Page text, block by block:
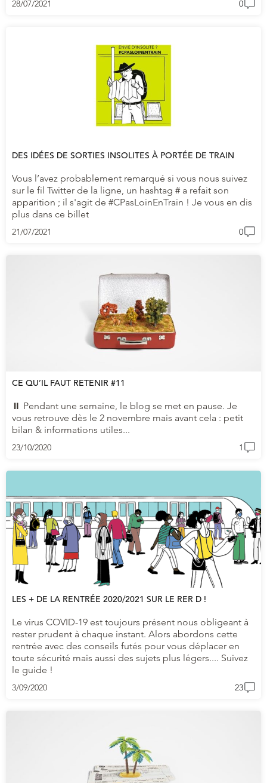
28/07/2021 0
DES IDÉES DE SORTIES INSOLITES À PORTÉE DE TRAIN
Vous l’avez probablement remarqué si vous nous suivez
sur le fil Twitter de la ligne, un hashtag # a refait son
apparition ; il s'agit de #CPasLoinEnTrain ! Je vous en dis
plus dans ce billet
21/07/2021 0
CE QU’IL FAUT RETENIR #11
⏸ Pendant une semaine, le blog se met en pause. Je
vous retrouve dès le 2 novembre mais avant cela : petit
bilan & informations utiles...
23/10/2020 1
LES + DE LA RENTRÉE 2020/2021 SUR LE RER D !
Le virus COVID-19 est toujours présent nous obligeant à
rester prudent à chaque instant. Alors abordons cette
rentrée avec des conseils futés pour vous déplacer en
toute sécurité mais aussi des sujets plus légers.... Suivez
le guide !
3/09/2020 23